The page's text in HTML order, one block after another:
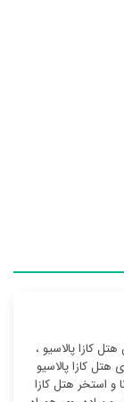
کازا پالاسیو ،
کازا پالاسیو
و استخر هتل کازا